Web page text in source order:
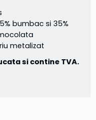
bumbac si 35%
metalizat
si contine TVA.